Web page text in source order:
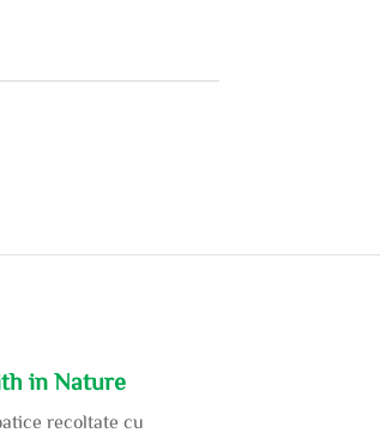
in Nature
recoltate cu